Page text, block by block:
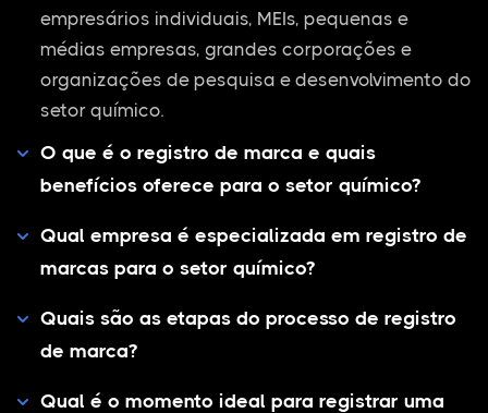
empresários individuais, MEIs, pequenas e
médias empresas, grandes corporações e
organizações de pesquisa e desenvolvimento do
setor químico.
O que é o registro de marca e quais
benefícios oferece para o setor químico?
Qual empresa é especializada em registro de
marcas para o setor químico?
Quais são as etapas do processo de registro
de marca?
Qual é o momento ideal para registrar uma